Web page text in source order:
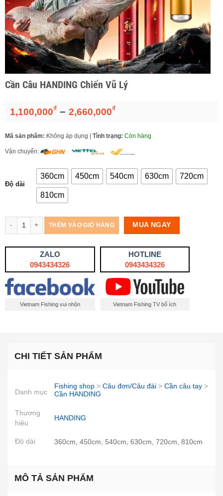
Cần Câu HANDING Chiến Vũ Lý
1,100,000₫ – 2,660,000₫Khoảng
từ
1,100,000₫
đến
Mã sản phẩm: Không áp dụng | Tình trạng: Còn hàng
Vận chuyển:
Độ dài
360cm 450cm 540cm 630cm 720cm
810cm
Số lượng THÊM VÀO GIỎ HÀNG MUA NGAY
ZALO
0943434326
HOTLINE
0943434326
Vietnam Fishing vui nhộn Vietnam Fishing TV bổ ích
CHI TIẾT SẢN PHẨM
Danh mục
Fishing shop > Câu đơn/Câu đài > Cần câu tay >
Cần HANDING
Thương
hiệu
HANDING
Độ dài 360cm, 450cm, 540cm, 630cm, 720cm, 810cm
MÔ TẢ SẢN PHẨM